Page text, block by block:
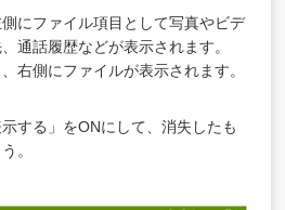
にファイル項目として写真やビデ
通話履歴などが表示されます。
右側にファイルが表示されます。
する」をONにして、消失したも
。